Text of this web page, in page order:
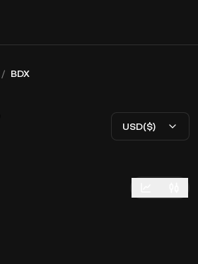
/ BDX
USD($)